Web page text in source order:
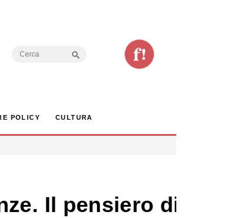
Search
POLICY CULTURA
Il pensiero di